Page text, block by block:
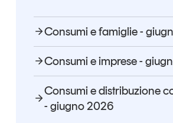
Video
Podcast
Eventi e formazione
Tutti gli appuntamenti
Consumi e famiglie -
Consumi e imprese -
Consumi e distribuzione
- giugno 2026